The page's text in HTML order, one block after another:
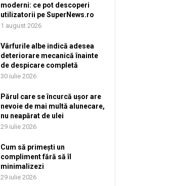
moderni: ce pot descoperi
utilizatorii pe SuperNews.ro
1 august 2026
Vârfurile albe indică adesea
deteriorare mecanică înainte
de despicare completă
30 iulie 2026
Părul care se încurcă ușor are
nevoie de mai multă alunecare,
nu neapărat de ulei
29 iulie 2026
Cum să primești un
compliment fără să îl
minimalizezi
29 iulie 2026